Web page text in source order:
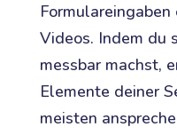
Videos. Indem du
messbar machst,
Elemente deiner
meisten